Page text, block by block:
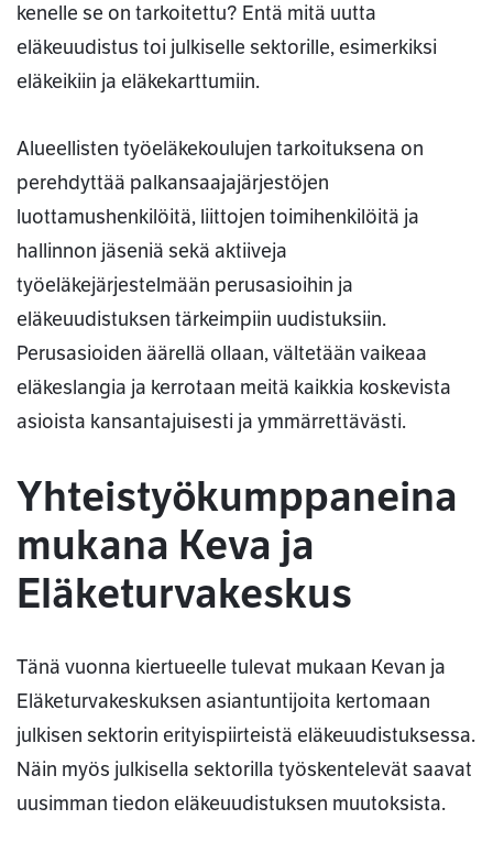
kenelle se on tarkoitettu? Entä mitä uutta
eläkeuudistus toi julkiselle sektorille, esimerkiksi
eläkeikiin ja eläkekarttumiin.
Alueellisten työeläkekoulujen tarkoituksena on
perehdyttää palkansaajajärjestöjen
luottamushenkilöitä, liittojen toimihenkilöitä ja
hallinnon jäseniä sekä aktiiveja
työeläkejärjestelmään perusasioihin ja
eläkeuudistuksen tärkeimpiin uudistuksiin.
Perusasioiden äärellä ollaan, vältetään vaikeaa
eläkeslangia ja kerrotaan meitä kaikkia koskevista
asioista kansantajuisesti ja ymmärrettävästi.
Yhteistyökumppaneina
mukana Keva ja
Eläketurvakeskus
Tänä vuonna kiertueelle tulevat mukaan Kevan ja
Eläketurvakeskuksen asiantuntijoita kertomaan
julkisen sektorin erityispiirteistä eläkeuudistuksessa.
Näin myös julkisella sektorilla työskentelevät saavat
uusimman tiedon eläkeuudistuksen muutoksista.